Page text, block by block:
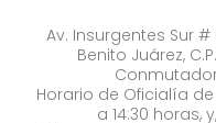
Av. Insurgentes Sur
Benito Juárez,
Horario de Oficialía
a 14:30 horas,